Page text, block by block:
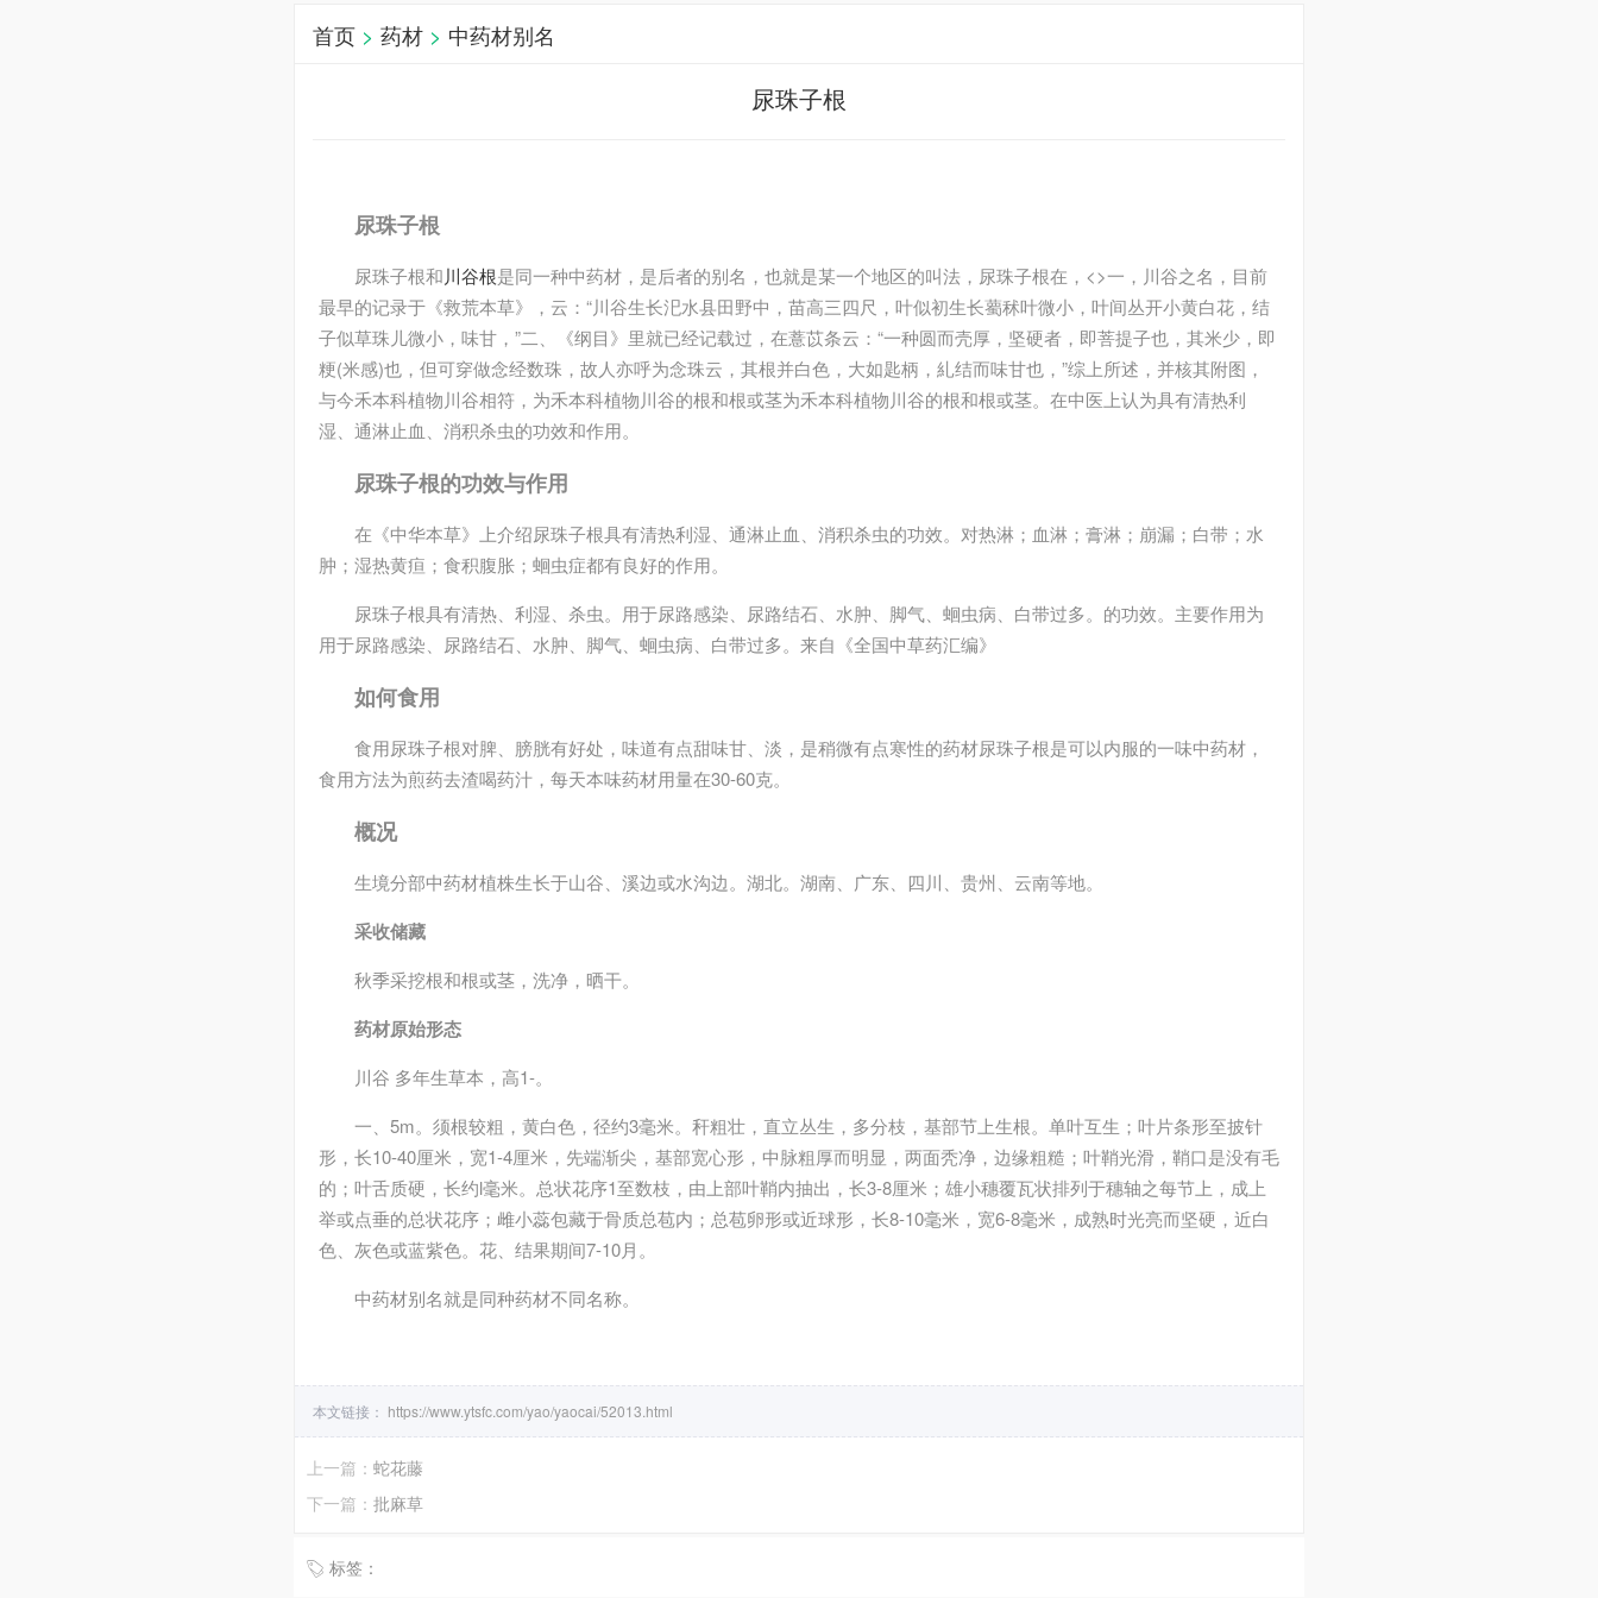
首页 > 药材 > 中药材别名
尿珠子根
尿珠子根
尿珠子根和川谷根是同一种中药材，是后者的别名，也就是某一个地区的叫法，尿珠子根在，<>一，川谷之名，目前
最早的记录于《救荒本草》，云：“川谷生长汜水县田野中，苗高三四尺，叶似初生长薥秫叶微小，叶间丛开小黄白花，结
子似草珠儿微小，味甘，”二、《纲目》里就已经记载过，在薏苡条云：“一种圆而壳厚，坚硬者，即菩提子也，其米少，即
粳(米感)也，但可穿做念经数珠，故人亦呼为念珠云，其根并白色，大如匙柄，糺结而味甘也，”综上所述，并核其附图，
与今禾本科植物川谷相符，为禾本科植物川谷的根和根或茎为禾本科植物川谷的根和根或茎。在中医上认为具有清热利
湿、通淋止血、消积杀虫的功效和作用。
尿珠子根的功效与作用
在《中华本草》上介绍尿珠子根具有清热利湿、通淋止血、消积杀虫的功效。对热淋；血淋；膏淋；崩漏；白带；水
肿；湿热黄疸；食积腹胀；蛔虫症都有良好的作用。
尿珠子根具有清热、利湿、杀虫。用于尿路感染、尿路结石、水肿、脚气、蛔虫病、白带过多。的功效。主要作用为
用于尿路感染、尿路结石、水肿、脚气、蛔虫病、白带过多。 来自《全国中草药汇编》
如何食用
食用尿珠子根对脾、膀胱有好处，味道有点甜味甘、淡，是稍微有点寒性的药材尿珠子根是可以内服的一味中药材，
食用方法为煎药去渣喝药汁，每天本味药材用量在30-60克。
概况
生境分部中药材植株生长于山谷、溪边或水沟边。湖北。湖南、广东、四川、贵州、云南等地。
采收储藏
秋季采挖根和根或茎，洗净，晒干。
药材原始形态
川谷 多年生草本，高1-。
一、5m。须根较粗，黄白色，径约3毫米。秆粗壮，直立丛生，多分枝，基部节上生根。单叶互生；叶片条形至披针
形，长10-40厘米，宽1-4厘米，先端渐尖，基部宽心形，中脉粗厚而明显，两面秃净，边缘粗糙；叶鞘光滑，鞘口是没有毛
的；叶舌质硬，长约l毫米。总状花序1至数枝，由上部叶鞘内抽出，长3-8厘米；雄小穗覆瓦状排列于穗轴之每节上，成上
举或点垂的总状花序；雌小蕊包藏于骨质总苞内；总苞卵形或近球形，长8-10毫米，宽6-8毫米，成熟时光亮而坚硬，近白
色、灰色或蓝紫色。花、结果期间7-10月。
中药材别名就是同种药材不同名称。
本文链接： https://www.ytsfc.com/yao/yaocai/52013.html
上一篇： 蛇花藤
下一篇： 批麻草
标签：